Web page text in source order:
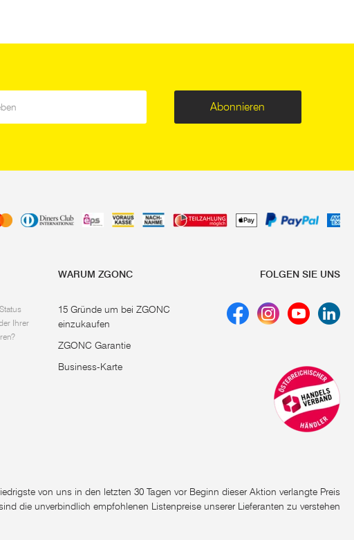
Abonnieren
Ihrer
WARUM ZGONC
15 Gründe um bei ZGONC
einzukaufen
ZGONC Garantie
Business-Karte
FOLGEN SIE UNS
von uns in den letzten 30 Tagen vor Beginn dieser Aktion verlangte Preis
die unverbindlich empfohlenen Listenpreise unserer Lieferanten zu verstehen